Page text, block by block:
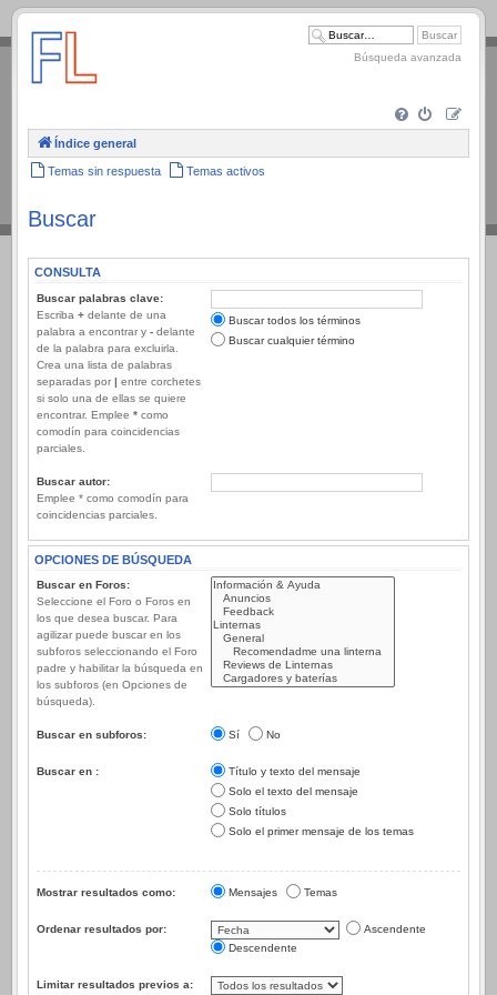
.
Búsqueda avanzada
Índice general
Temas sin respuesta Temas activos
Buscar
CONSULTA
Buscar palabras clave:
Escriba + delante de una
palabra a encontrar y - delante
de la palabra para excluirla.
Crea una lista de palabras
separadas por | entre corchetes
si solo una de ellas se quiere
encontrar. Emplee * como
comodín para coincidencias
parciales.
Buscar todos los términos
Buscar cualquier término
Buscar autor:
Emplee * como comodín para
coincidencias parciales.
OPCIONES DE BÚSQUEDA
Buscar en Foros:
Seleccione el Foro o Foros en
los que desea buscar. Para
agilizar puede buscar en los
subforos seleccionando el Foro
padre y habilitar la búsqueda en
los subforos (en Opciones de
búsqueda).
Buscar en subforos: Sí No
Buscar en :
Título y texto del mensaje
Solo el texto del mensaje
Solo títulos
Solo el primer mensaje de los temas
Mostrar resultados como: Mensajes Temas
Ordenar resultados por:
Ascendente
Descendente
Limitar resultados previos a: